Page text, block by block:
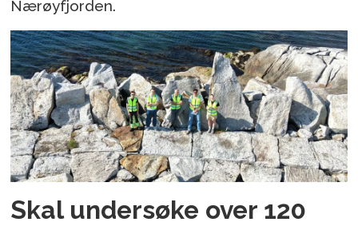
Nærøyfjorden.
Skal undersøke over 120